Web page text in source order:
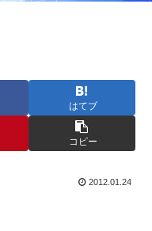
はてブ
コピー
2012.01.24